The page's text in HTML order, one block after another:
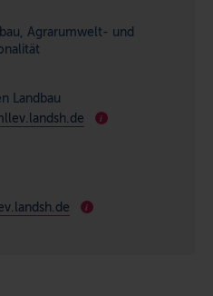
Agrarumwelt- und
Landbau
i
i